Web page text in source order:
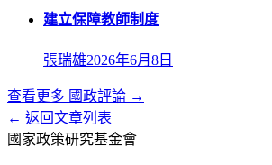
建立保障教師制度
張瑞雄2026年6月8日
查看更多 國政評論 →
← 返回文章列表
國家政策研究基金會